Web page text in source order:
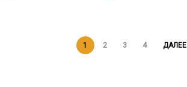
1 2 3 4 ДАЛЕЕ